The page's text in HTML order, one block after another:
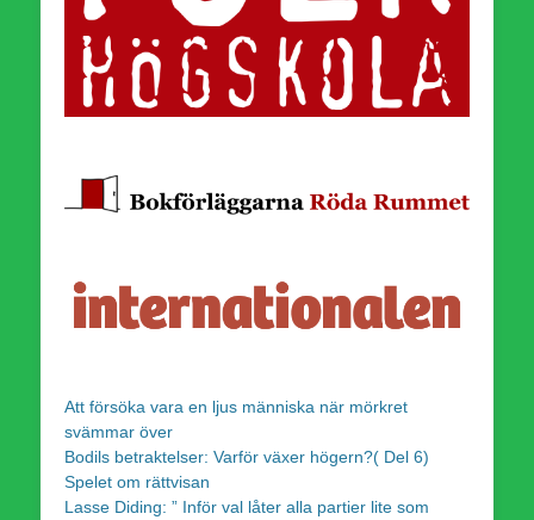
Att försöka vara en ljus människa när mörkret
svämmar över
Bodils betraktelser: Varför växer högern?( Del 6)
Spelet om rättvisan
Lasse Diding: ” Inför val låter alla partier lite som